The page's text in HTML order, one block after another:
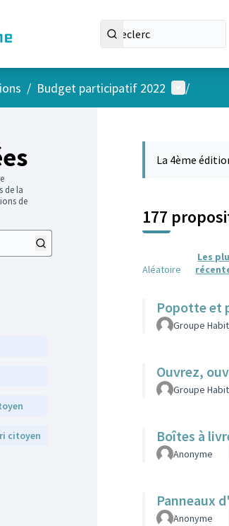
/ Budget participatif 2022 Menu
/
de la
de
citoyen
La 4ème
177
Aléatoire
Les
Popotte et
Groupe
Ouvrez,
Groupe
Boîtes à
Anonyme
Panneaux
Anonyme